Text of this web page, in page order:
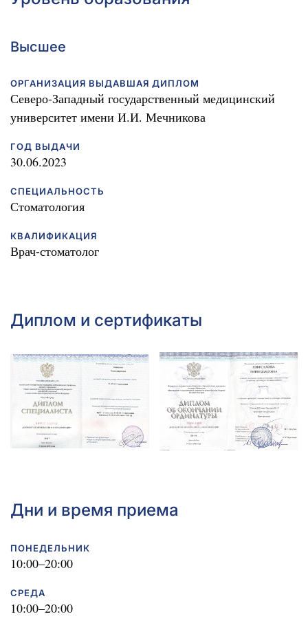
Высшее
ОРГАНИЗАЦИЯ ВЫДАВШАЯ ДИПЛОМ
Северо-Западный государственный медицинский
университет имени И.И. Мечникова
ГОД ВЫДАЧИ
30.06.2023
СПЕЦИАЛЬНОСТЬ
Стоматология
КВАЛИФИКАЦИЯ
Врач-стоматолог
Диплом и сертификаты
Дни и время приема
ПОНЕДЕЛЬНИК
10:00–20:00
СРЕДА
10:00–20:00